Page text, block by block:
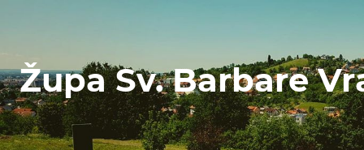
Župa Sv. Barbare